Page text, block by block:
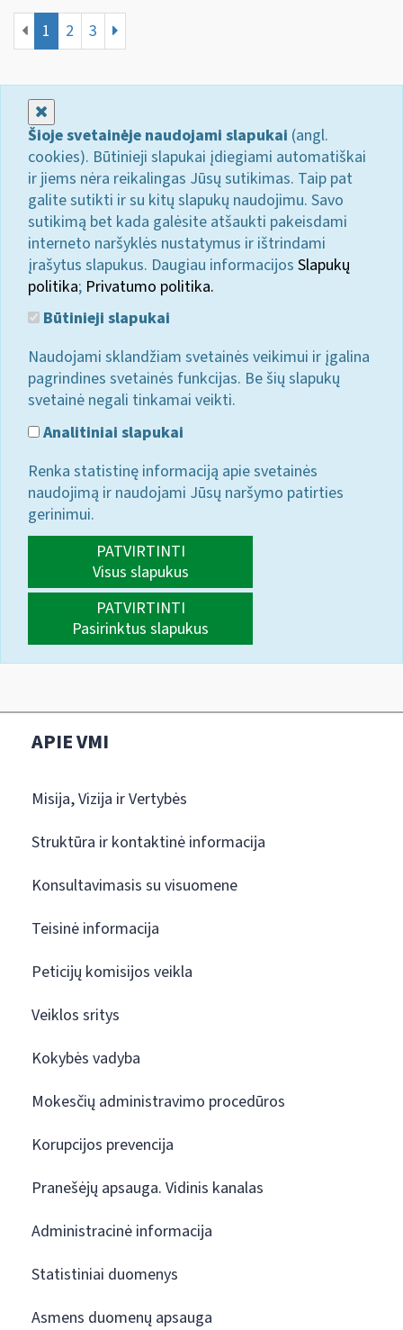
1 2 3
Šioje svetainėje naudojami slapukai (angl.
cookies). Būtinieji slapukai įdiegiami automatiškai
ir jiems nėra reikalingas Jūsų sutikimas. Taip pat
galite sutikti ir su kitų slapukų naudojimu. Savo
sutikimą bet kada galėsite atšaukti pakeisdami
interneto naršyklės nustatymus ir ištrindami
įrašytus slapukus. Daugiau informacijos Slapukų
politika; Privatumo politika.
Būtinieji slapukai
Naudojami sklandžiam svetainės veikimui ir įgalina
pagrindines svetainės funkcijas. Be šių slapukų
svetainė negali tinkamai veikti.
Analitiniai slapukai
Renka statistinę informaciją apie svetainės
naudojimą ir naudojami Jūsų naršymo patirties
gerinimui.
PATVIRTINTI
Visus slapukus
PATVIRTINTI
Pasirinktus slapukus
APIE VMI
Misija, Vizija ir Vertybės
Struktūra ir kontaktinė informacija
Konsultavimasis su visuomene
Teisinė informacija
Peticijų komisijos veikla
Veiklos sritys
Kokybės vadyba
Mokesčių administravimo procedūros
Korupcijos prevencija
Pranešėjų apsauga. Vidinis kanalas
Administracinė informacija
Statistiniai duomenys
Asmens duomenų apsauga